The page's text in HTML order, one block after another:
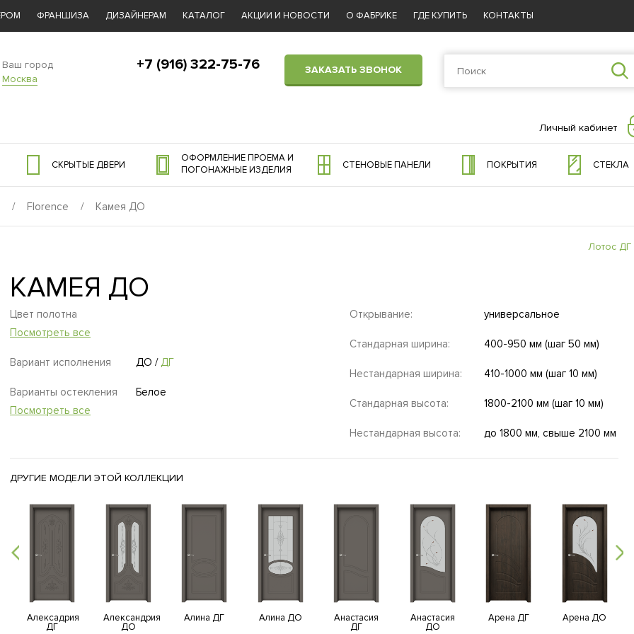
ФРАНШИЗА ДИЗАЙНЕРАМ КАТАЛОГ АКЦИИ И НОВОСТИ О ФАБРИКЕ ГДЕ КУПИТЬ КОНТАКТЫ
Ваш город
Москва
+7 (916) 322-75-76 ЗАКАЗАТЬ ЗВОНОК
Личный кабинет
СКРЫТЫЕ ДВЕРИ
ОФОРМЛЕНИЕ ПРОЕМА И
ПОГОНАЖНЫЕ ИЗДЕЛИЯ
СТЕНОВЫЕ ПАНЕЛИ ПОКРЫТИЯ СТЕКЛА
/ Florence / Камея ДО
Лотос ДГ
КАМЕЯ ДО
Цвет полотна
Посмотреть все
Вариант исполнения ДО /ДГ
Варианты остекления
Посмотреть все
Белое
Открывание: универсальное
Стандарная ширина: 400-950 мм (шаг 50 мм)
Нестандарная ширина: 410-1000 мм (шаг 10 мм)
Стандарная высота: 1800-2100 мм (шаг 10 мм)
Нестандарная высота: до 1800 мм, свыше 2100 мм
ДРУГИЕ МОДЕЛИ ЭТОЙ КОЛЛЕКЦИИ
Алексадрия
ДГ
Александрия
ДО
Алина ДГ Алина ДО
Анастасия
ДГ
Анастасия
ДО
Арена ДГ Арена ДО